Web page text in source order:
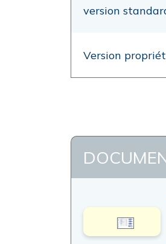
version
Version